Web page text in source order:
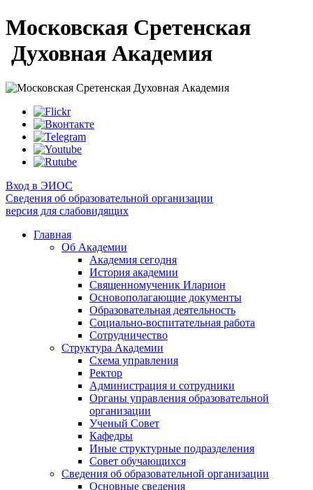
Московская Сретенская
Духовная Академия
Вход в ЭИОС
Сведения об образовательной организации
версия для слабовидящих
Главная
Об Академии
Академия сегодня
История академии
Священномученик Иларион
Основополагающие документы
Образовательная деятельность
Социально-воспитательная работа
Сотрудничество
Структура Академии
Схема управления
Ректор
Администрация и сотрудники
Органы управления образовательной
организации
Ученый Совет
Кафедры
Иные структурные подразделения
Совет обучающихся
Сведения об образовательной организации
Основные сведения